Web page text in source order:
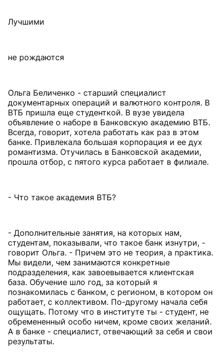
Лучшими
не рождаются
Ольга Беличенко - старший специалист
документарных операций и валютного контроля. В
ВТБ пришла еще студенткой. В вузе увидела
объявление о наборе в Банковскую академию ВТБ.
Всегда, говорит, хотела работать как раз в этом
банке. Привлекала большая корпорация и ее дух
романтизма. Отучилась в Банковской академии,
прошла отбор, с пятого курса работает в филиале.
- Что такое академия ВТБ?
- Дополнительные занятия, на которых нам,
студентам, показывали, что такое банк изнутри, -
говорит Ольга. - Причем это не теория, а практика.
Мы видели, чем занимаются конкретные
подразделения, как завоевывается клиентская
база. Обучение шло год, за который я
познакомилась с банком, с регионом, в котором он
работает, с коллективом. По-другому начала себя
ощущать. Потому что в институте ты - студент, не
обремененный особо ничем, кроме своих желаний.
А в банке - специалист, отвечающий за себя и свои
результаты.